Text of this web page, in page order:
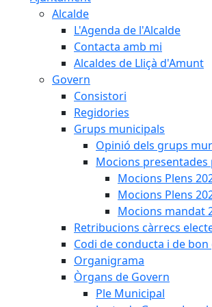
Alcalde
L'Agenda de l'Alcalde
Contacta amb mi
Alcaldes de Lliçà d'Amunt
Govern
Consistori
Regidories
Grups municipals
Opinió dels grups
Mocions
Mocions Plens
Mocions Plens
Mocions mandat
Retribucions càrrecs
Codi de conducta i de
Organigrama
Òrgans de Govern
Ple Municipal